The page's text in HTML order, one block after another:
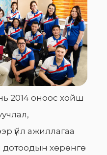
2014 оноос хойш
үйл ажиллагаа
дотоодын хөрөнгө